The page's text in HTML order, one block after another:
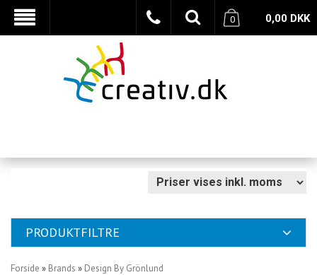
0,00 DKK
0
PRODUKTFILTRE
Forside » Brands » Design By Grönlund